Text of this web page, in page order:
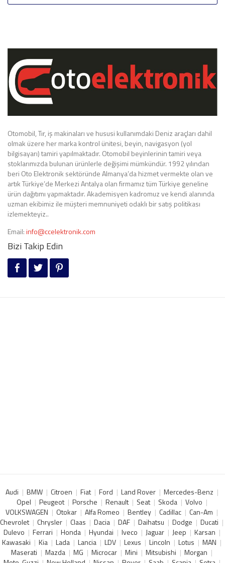
Otomobil, Tır, iş makinaları ve hususi kullanımdaki Deniz araçları dahil
olmak üzere her marka kontrol ünitesi, beyin, navigasyon (yol
bilgisayarı) tamiri yapılmaktadır. Otomobil beyinlerinin tamiri veya
stoklarımızda bulunan ürünlerle değişimi mümkündür. 1992 yılından
beri Oto Elektronik sektöründe Almanya’da hizmet vermekte olan ve
artık Türkiye’de Merkezi Antalya olan firmamız tüm Türkiye geneline
ürün dağıtımı yapmaktadır. Akademisyen kadromuz ve kendi alanında
uzman ekibimiz ile müşteri memnuniyeti odaklı bir satış politikası
izlemekteyiz..
Email:info@ccelektronik.com
Bizi Takip Edin
Audi BMW Citroen Fiat Ford Land Rover
Mercedes-Benz
Opel
Peugeot Porsche Renault Seat Skoda
Volvo
VOLKSWAGEN
Otokar Alfa Romeo Bentley Cadillac
Can-Am
Chevrolet
Chrysler Claas Dacia DAF Daihatsu Dodge
Ducati
Dulevo
Ferrari Honda Hyundai Iveco Jaguar Jeep
Karsan
Kawasaki
Kia Lada Lancia LDV Lexus Lincoln Lotus
MAN
Maserati
Mazda MG Microcar Mini Mitsubishi
Morgan